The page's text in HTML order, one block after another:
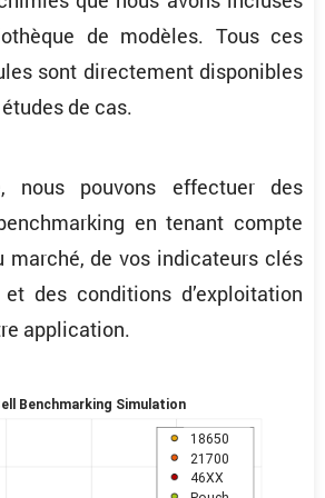
de modèles. Tous ces
sont direc­te­ment dispo­nibles
de cas.
nous pouvons effec­tuer des
en tenant compte
marché, de vos indica­teurs clés
des conditions d’exploi­ta­tion
application.